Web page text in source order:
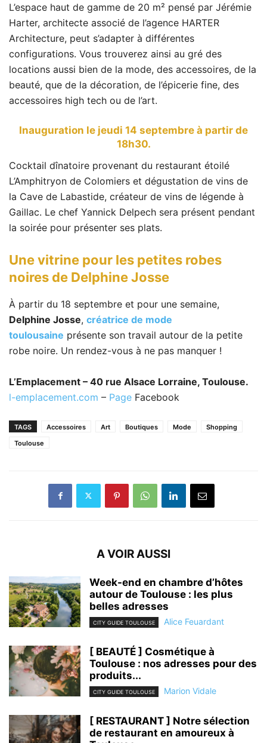
L’espace haut de gamme de 20 m² pensé par Jérémie
Harter, architecte associé de l’agence HARTER
Architecture, peut s’adapter à différentes
configurations. Vous trouverez ainsi au gré des
locations aussi bien de la mode, des accessoires, de la
beauté, que de la décoration, de l’épicerie fine, des
accessoires high tech ou de l’art.
Inauguration le jeudi 14 septembre à partir de
18h30.
Cocktail dînatoire provenant du restaurant étoilé
L’Amphitryon de Colomiers et dégustation de vins de
la Cave de Labastide, créateur de vins de légende à
Gaillac. Le chef Yannick Delpech sera présent pendant
la soirée pour présenter ses plats.
Une vitrine pour les petites robes
noires de Delphine Josse
À partir du 18 septembre et pour une semaine,
Delphine Josse, créatrice de mode
toulousaine présente son travail autour de la petite
robe noire. Un rendez-vous à ne pas manquer !
L’Emplacement – 40 rue Alsace Lorraine, Toulouse.
l-emplacement.com – Page Facebook
TAGS Accessoires Art Boutiques Mode
Shopping
Toulouse
A VOIR AUSSI
Week-end en chambre d’hôtes
autour de Toulouse : les plus
belles adresses
CITY GUIDE TOULOUSE Alice Feuardant
[ BEAUTÉ ] Cosmétique à
Toulouse : nos adresses pour des
produits...
CITY GUIDE TOULOUSE Marion Vidale
[ RESTAURANT ] Notre sélection
de restaurant en amoureux à